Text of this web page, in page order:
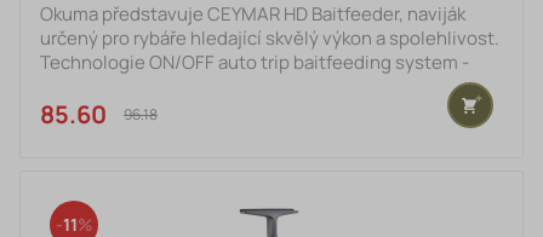
Okuma představuje CEYMAR HD Baitfeeder, naviják
určený pro rybáře hledající skvělý výkon a spolehlivost.
Technologie ON/OFF auto trip baitfeeding system -
snadné aktivování nebo vypnutí bait feeding systému
umožňuje jednoduše přecházet z režimu volné cívky
mikro-nastavením, který umožňuje dokonalou kontrolu
85.60 €96.18 €
11